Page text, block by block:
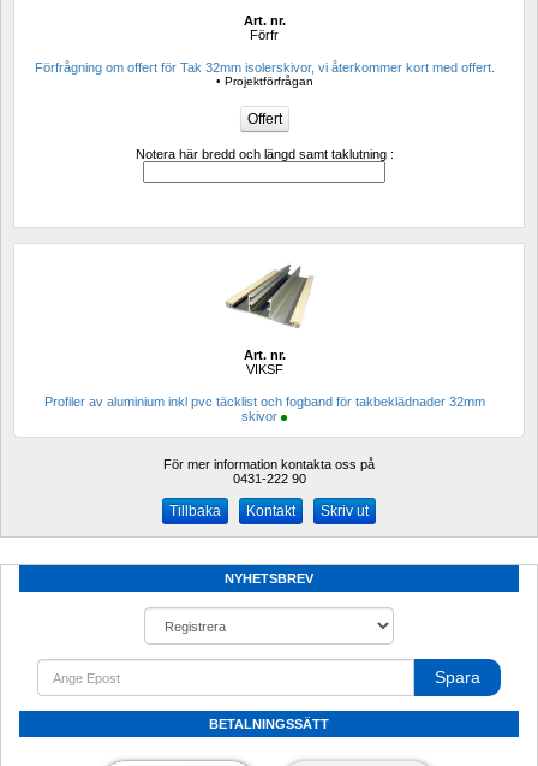
Art. nr.
Förfr
Förfrågning om offert för Tak 32mm isolerskivor, vi återkommer kort med offert.
• Projektförfrågan
Notera här bredd och längd samt taklutning :
Art. nr.
VIKSF
Profiler av aluminium inkl pvc täcklist och fogband för takbeklädnader 32mm
skivor
För mer information kontakta oss på
0431-222 90
Kontakt Skriv ut
NYHETSBREV
Spara
BETALNINGSSÄTT